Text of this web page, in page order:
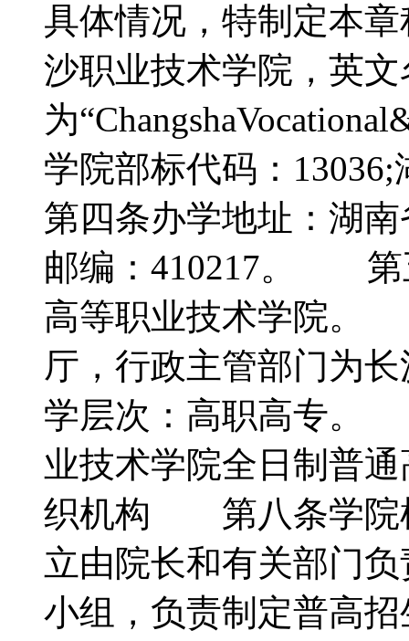
具体情况，特制定本
沙职业技术学院，英文
为
学院部标代码：
第四条办学地址：湖
邮编：410217。 第
高等职业技术学院。
厅，行政主管部门为
学层次：高职高专。
业技术学院全日制普
织机构 第八条学院
立由院长和有关部门
小组，负责制定普高